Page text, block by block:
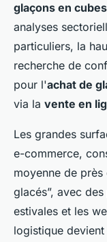
glaçons en cubes
analyses
particuliers, la
recherche de
pour l'achat de
via la vente en
Les grandes
e-commerce,
moyenne de près
glacés”, avec
estivales et les
logistique